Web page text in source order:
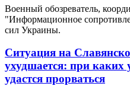
Военный обозреватель,
"Информационное
сил Украины.
Ситуация на
ухудшается: при каких
удастся прорваться